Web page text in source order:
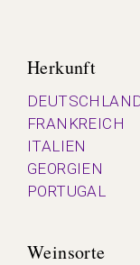
Herkunft
FRANKREICH
ITALIEN
GEORGIEN
PORTUGAL
Weinsorte